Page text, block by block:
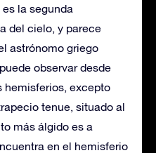
la segunda
del cielo, y parece
astrónomo griego
observar desde
hemisferios, excepto
tenue, situado al
más álgido es a
en el hemisferio